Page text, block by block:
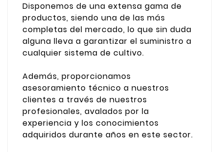
Disponemos de una extensa gama de
productos, siendo una de las más
completas del mercado, lo que sin duda
alguna lleva a garantizar el suministro a
cualquier sistema de cultivo.
Además, proporcionamos
asesoramiento técnico a nuestros
clientes a través de nuestros
profesionales, avalados por la
experiencia y los conocimientos
adquiridos durante años en este sector.